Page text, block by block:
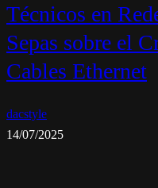
Técnicos en
Sepas sobre el
Cables Ethernet
dacstyle
14/07/2025